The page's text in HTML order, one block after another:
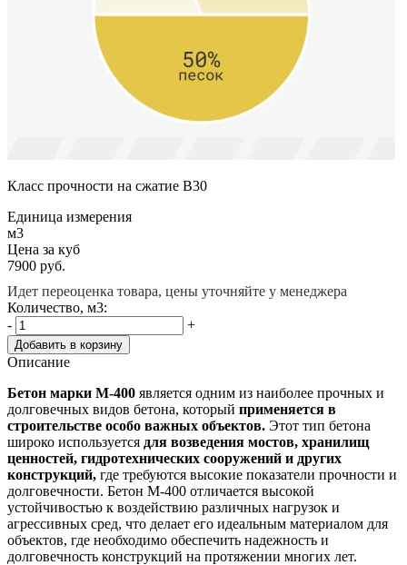
Класс прочности на сжатие B30
Единица измерения
м3
Цена за куб
7900 руб.
Идет переоценка товара, цены уточняйте у менеджера
Количество, м3:
-
+
Добавить в корзину
Описание
Бетон марки М-400 является одним из наиболее прочных и
долговечных видов бетона, который применяется в
строительстве особо важных объектов. Этот тип бетона
широко используется для возведения мостов, хранилищ
ценностей, гидротехнических сооружений и других
конструкций, где требуются высокие показатели прочности и
долговечности. Бетон М-400 отличается высокой
устойчивостью к воздействию различных нагрузок и
агрессивных сред, что делает его идеальным материалом для
объектов, где необходимо обеспечить надежность и
долговечность конструкций на протяжении многих лет.